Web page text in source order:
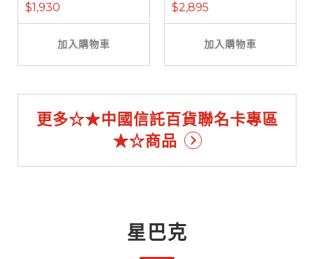
$1,930
加入購物車
$2,895
加入購物車
更多☆★中國信託百貨聯名卡專區
★☆商品
星巴克